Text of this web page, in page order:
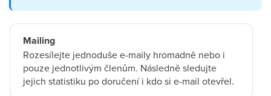
Mailing
Rozesílejte jednoduše e-maily hromadně nebo i
pouze jednotlivým členům. Následně sledujte
jejich statistiku po doručení i kdo si e-mail otevřel.